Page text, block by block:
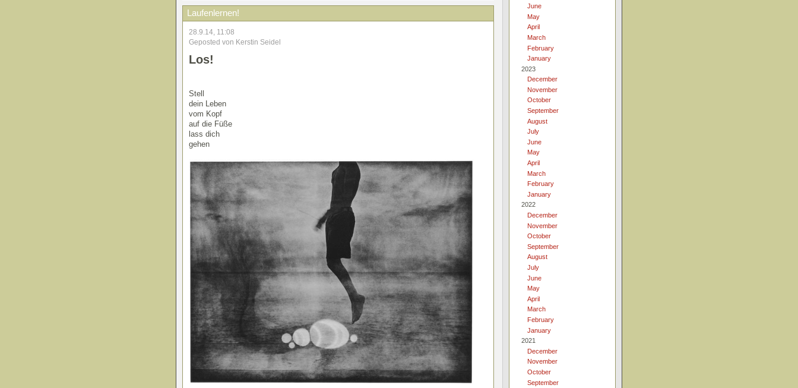
June
May
April
March
February
January
2023
December
November
October
September
August
July
June
May
April
March
February
January
2022
December
November
October
September
August
July
June
May
April
March
February
January
2021
December
November
October
September
Laufenlernen!
28.9.14, 11:08
Geposted von Kerstin Seidel
Los!
Stell
dein Leben
vom Kopf
auf die Füße
lass dich
gehen